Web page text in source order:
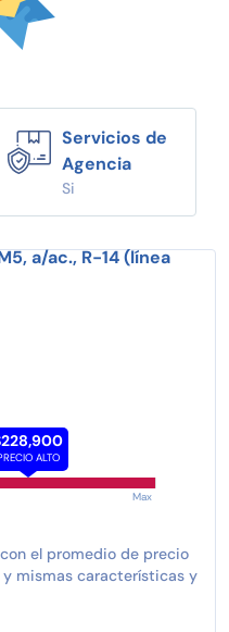
Servicios de
Agencia
Si
a/ac., R-14 (línea
ALTO
Max
el promedio de precio
mismas características y